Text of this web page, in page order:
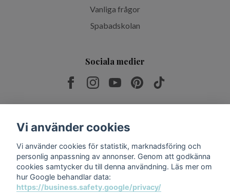
Vanliga frågor
Spabadskolan
Sociala medier
Prenumerera på vårt nyhetsbrev
Prenumerera
Vi använder cookies
Vi använder cookies för statistik, marknadsföring och
personlig anpassning av annonser. Genom att godkänna
cookies samtycker du till denna användning. Läs mer om
hur Google behandlar data:
https://business.safety.google/privacy/